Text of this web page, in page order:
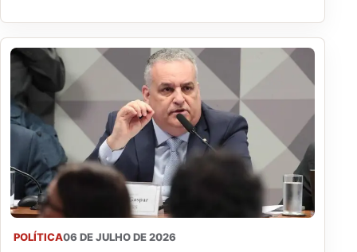
POLÍTICA06 DE JULHO DE 2026